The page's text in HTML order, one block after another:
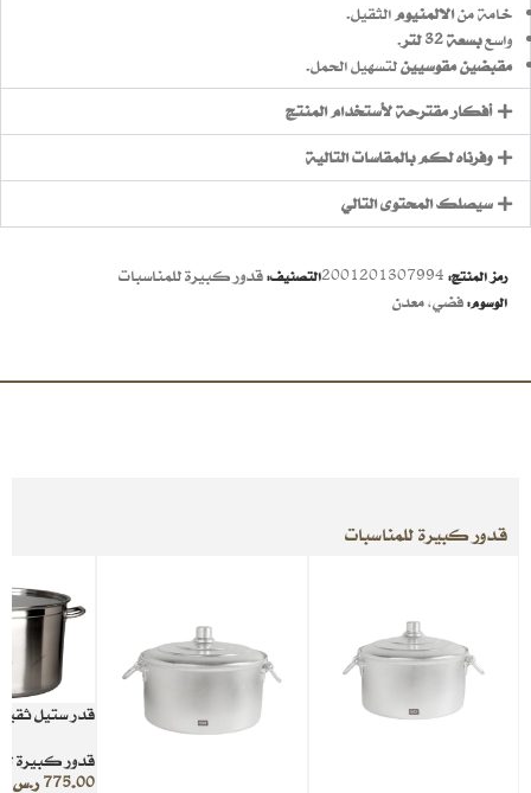
خامة منالالمنيومالثقيل.
واسعبسعة 32 لتر
.
مقبضين مقوسيينلتسهيل الحمل.
أفكار مقترحة لأستخدام المنتج
وفرناه لكم بالمقاسات التالية
سيصلك المحتوى التالي
رمز المنتج: 2001201307994التصنيف:قدور كبيرة للمناسبات
الوسوم:فضي,معدن
قدور كبيرة للمناسبات
قدر ستيل ثقيل مقاس
قدور كبيرة
775.00ر.س